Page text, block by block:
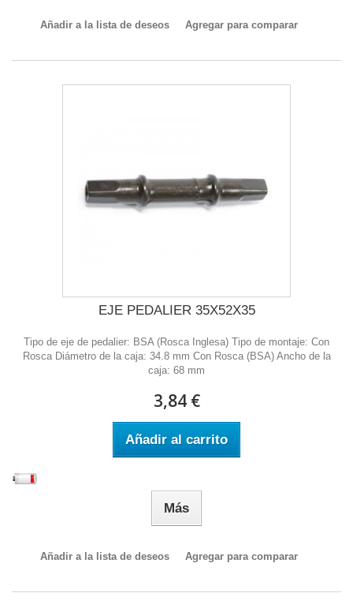
Añadir a la lista de deseos Agregar para comparar
EJE PEDALIER 35X52X35
Tipo de eje de pedalier: BSA (Rosca Inglesa) Tipo de montaje: Con
Rosca Diámetro de la caja: 34.8 mm Con Rosca (BSA) Ancho de la
caja: 68 mm
3,84 €
Añadir al carrito
Más
Añadir a la lista de deseos Agregar para comparar